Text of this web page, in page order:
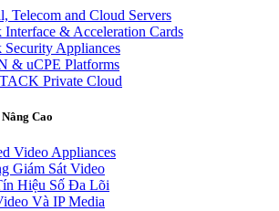
Telecom and Cloud Servers
& Acceleration Cards
Appliances
& uCPE Platforms
Private Cloud
Cao
Video Appliances
Giám Sát Video
Hiệu Số Đa Lõi
Và IP Media